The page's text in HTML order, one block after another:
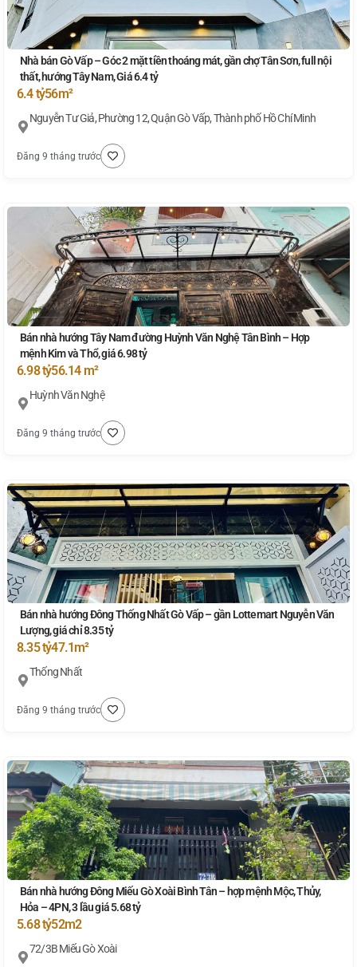
Nhà bán Gò Vấp – Góc 2 mặt tiền thoáng mát, gần chợ Tân Sơn, full nội
thất, hướng Tây Nam, Giá 6.4 tỷ
6.4 tỷ56m²
Nguyễn Tư Giả, Phường 12, Quận Gò Vấp, Thành phố Hồ Chí Minh
Đăng 9 tháng trước
Bán nhà hướng Tây Nam đường Huỳnh Văn Nghệ Tân Bình – Hợp
mệnh Kim và Thổ, giá 6.98 tỷ
6.98 tỷ56.14 m²
Huỳnh Văn Nghệ
Đăng 9 tháng trước
Bán nhà hướng Đông Thống Nhất Gò Vấp – gần Lottemart Nguyễn Văn
Lượng, giá chỉ 8.35 tỷ
8.35 tỷ47.1m²
Thống Nhất
Đăng 9 tháng trước
Bán nhà hướng Đông Miếu Gò Xoài Bình Tân – hợp mệnh Mộc, Thủy,
Hỏa – 4PN, 3 lầu giá 5.68 tỷ
5.68 tỷ52m2
72/3B Miếu Gò Xoài